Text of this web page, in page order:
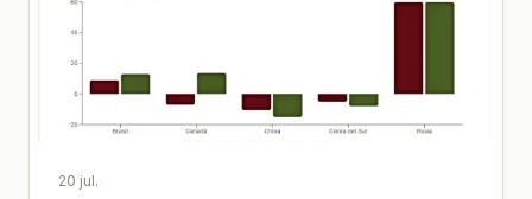
20 jul.